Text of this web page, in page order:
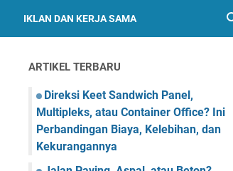
IKLAN DAN KERJA SAMA
ARTIKEL TERBARU
Direksi Keet Sandwich Panel,
Multipleks, atau Container Office? Ini
Perbandingan Biaya, Kelebihan, dan
Kekurangannya